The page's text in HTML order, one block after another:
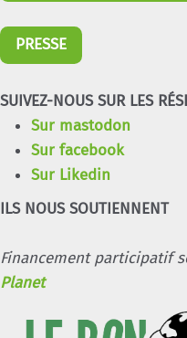
PRESSE
SUIVEZ-NOUS SUR LES
Sur mastodon
Sur facebook
Sur Likedin
ILS NOUS SOUTIENNENT
Financement participatif
Planet